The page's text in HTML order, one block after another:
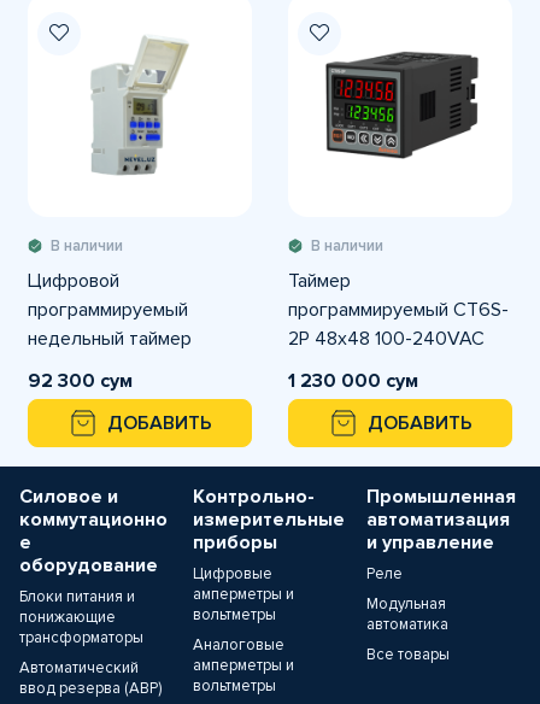
В наличии
Цифровой
программируемый
недельный таймер
AHC15A
92 300 сум
ДОБАВИТЬ
В наличии
Таймер
программируемый CT6S-
2P 48x48 100-240VAC
Autonics
1 230 000 сум
ДОБАВИТЬ
Силовое и
коммутационно
е
оборудование
Блоки питания и
понижающие
трансформаторы
Автоматический
ввод резерва (АВР)
Контрольно-
измерительные
приборы
Цифровые
амперметры и
вольтметры
Аналоговые
амперметры и
вольтметры
Промышленная
автоматизация
и управление
Реле
Модульная
автоматика
Все товары